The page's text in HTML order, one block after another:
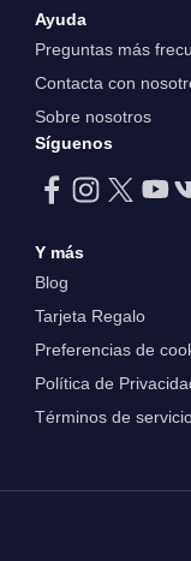
Ayuda
Preguntas más
Contacta con
Sobre nosotros
Síguenos
Y más
Blog
Tarjeta Regalo
Preferencias de
Política de
Términos de